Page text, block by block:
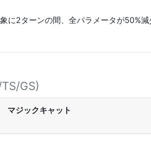
に2ターンの間、全パラメータが50%
GS)
マジックキャット